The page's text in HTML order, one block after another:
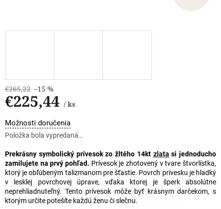
€265,22 –15 %
€225,44 / ks
Jednotková
cena:
Možnosti doručenia
Položka bola vypredaná…
Prekrásny symbolický prívesok zo žltého 14kt zlata si jednoducho
zamilujete na prvý pohľad. Prívesok je zhotovený v tvare štvorlístka,
ktorý je obľúbeným talizmanom pre šťastie. Povrch prívesku je hladký
v lesklej povrchovej úprave, vďaka ktorej je šperk absolútne
neprehliadnuteľný. Tento prívesok môže byť krásnym darčekom, s
ktorým určite potešíte každú ženu či slečnu.